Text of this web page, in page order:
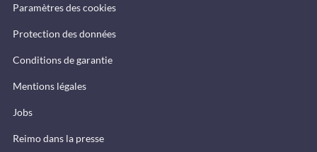
Paramètres des cookies
Protection des données
Conditions de garantie
Mentions légales
Jobs
Reimo dans la presse